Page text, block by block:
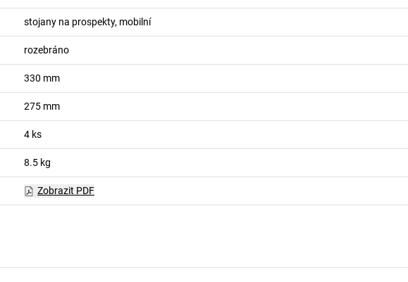
stojany na prospekty, mobilní
rozebráno
330 mm
275 mm
4 ks
8.5 kg
Zobrazit PDF